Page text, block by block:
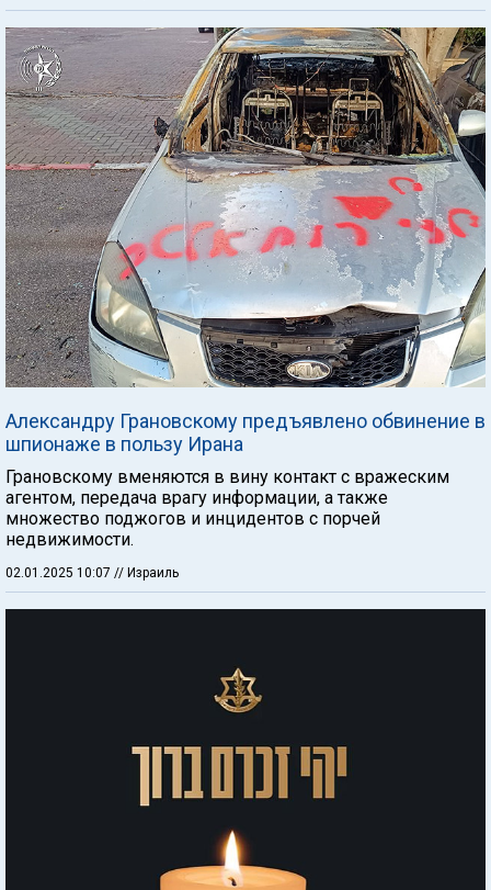
Александру Грановскому предъявлено обвинение в
шпионаже в пользу Ирана
Грановскому вменяются в вину контакт с вражеским
агентом, передача врагу информации, а также
множество поджогов и инцидентов с порчей
недвижимости.
02.01.2025 10:07 // Израиль